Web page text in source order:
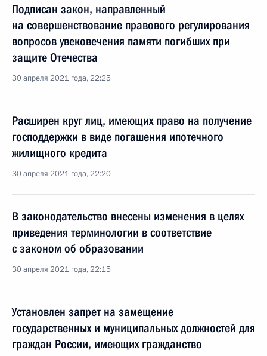
Подписан закон, направленный
на совершенствование правового регулирования
вопросов увековечения памяти погибших при
защите Отечества
30 апреля 2021 года, 22:25
Расширен круг лиц, имеющих право на получение
господдержки в виде погашения ипотечного
жилищного кредита
30 апреля 2021 года, 22:20
В законодательство внесены изменения в целях
приведения терминологии в соответствие
с законом об образовании
30 апреля 2021 года, 22:15
Установлен запрет на замещение
государственных и муниципальных должностей для
граждан России, имеющих гражданство